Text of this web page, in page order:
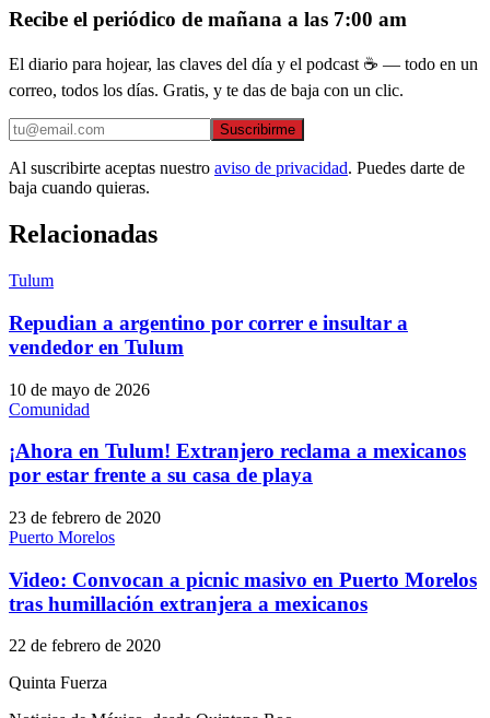
Recibe el periódico de mañana a las 7:00 am
El diario para hojear, las claves del día y el podcast ☕ — todo en un
correo, todos los días. Gratis, y te das de baja con un clic.
Suscribirme
Al suscribirte aceptas nuestro aviso de privacidad. Puedes darte de
baja cuando quieras.
Relacionadas
Tulum
Repudian a argentino por correr e insultar a
vendedor en Tulum
10 de mayo de 2026
Comunidad
¡Ahora en Tulum! Extranjero reclama a mexicanos
por estar frente a su casa de playa
23 de febrero de 2020
Puerto Morelos
Video: Convocan a picnic masivo en Puerto Morelos
tras humillación extranjera a mexicanos
22 de febrero de 2020
Quinta Fuerza